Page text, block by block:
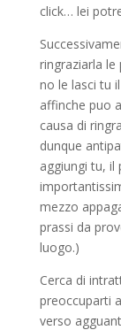
click… lei
ringraziarla
no le lasci tu
affinche puo
causa di
dunque
aggiungi tu, il
mezzo
prassi da
luogo.)
Cerca di
preoccuparti
verso